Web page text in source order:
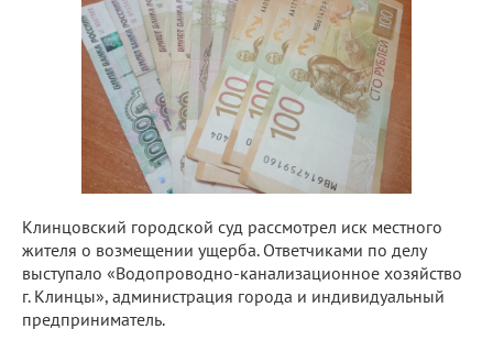
Клинцовский городской суд рассмотрел иск местного
жителя о возмещении ущерба. Ответчиками по делу
выступало «Водопроводно-канализационное хозяйство
г. Клинцы», администрация города и индивидуальный
предприниматель.